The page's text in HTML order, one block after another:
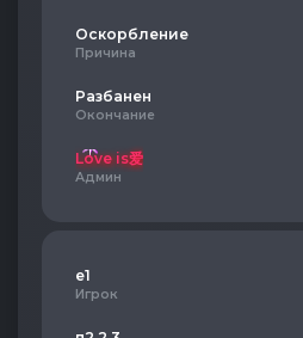
Оскорбление
Причина
Разбанен
Окончание
Love is爱
Админ
e1
Игрок